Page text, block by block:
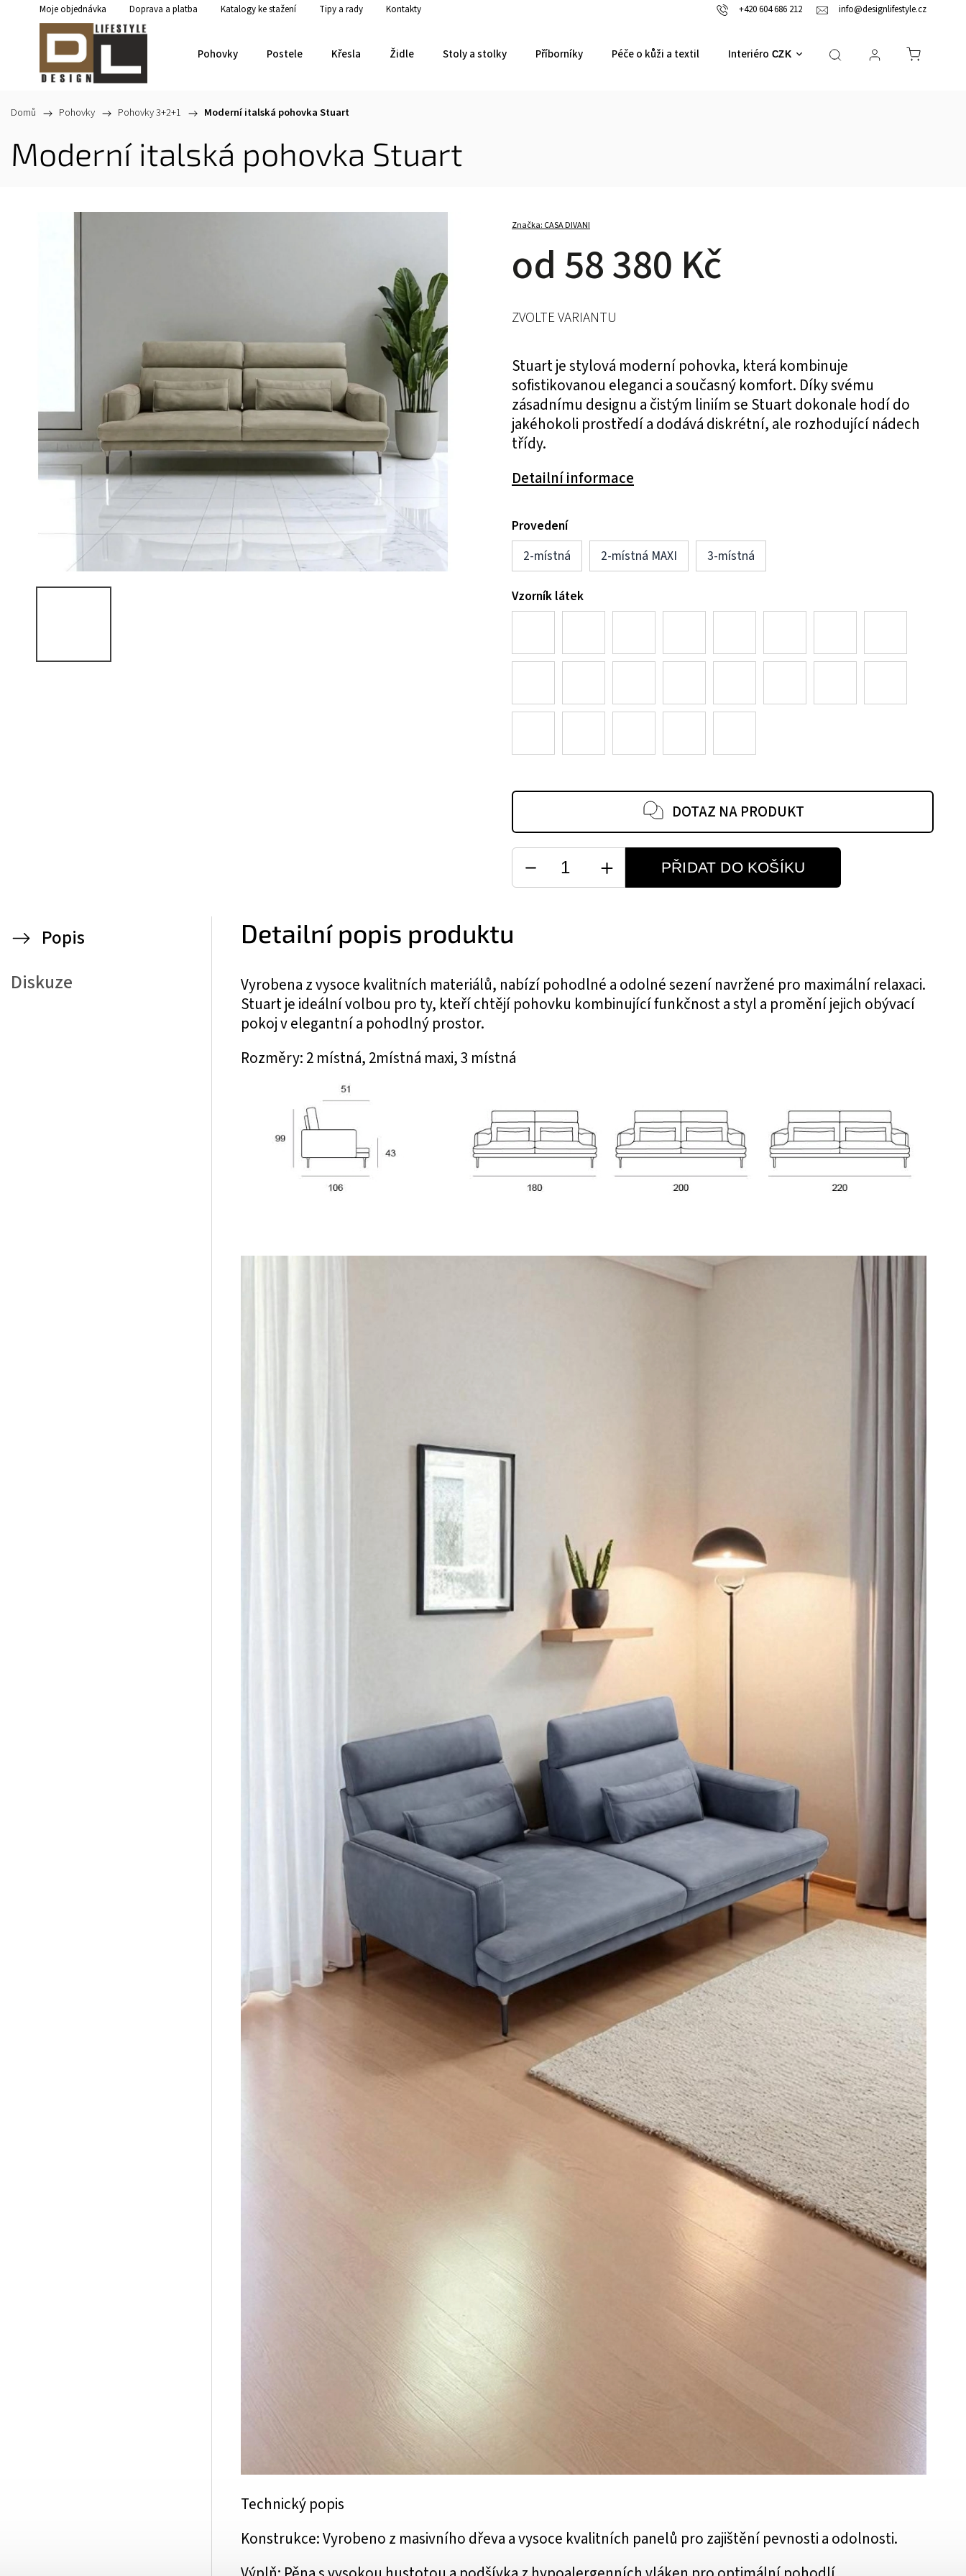
+420 604 686 212 info@designlifestyle.cz
Moje objednávka Doprava a platba Katalogy ke stažení Tipy a rady Kontakty
CZK
Pohovky Postele Křesla Židle Stoly a stolky Příborníky Péče o kůži a textil Interiérové doplňky
Domů / Pohovky / Pohovky 3+2+1 / Moderní italská pohovka Stuart
Moderní italská pohovka Stuart
Značka: CASA DIVANI
od 58 380 Kč
Stuart je stylová moderní pohovka, která kombinuje
sofistikovanou eleganci a současný komfort. Díky svému
zásadnímu designu a čistým liniím se Stuart dokonale hodí do
jakéhokoli prostředí a dodává diskrétní, ale rozhodující nádech
třídy.
Detailní informace
Provedení
2-místná
2-místná MAXI 3-místná
Vzorník látek
ZVOLTE VARIANTU
DOTAZ NA PRODUKT
PŘIDAT DO KOŠÍKU
Popis
Diskuze
Detailní popis produktu
Vyrobena z vysoce kvalitních materiálů, nabízí pohodlné a odolné sezení navržené pro maximální relaxaci.
Stuart je ideální volbou pro ty, kteří chtějí pohovku kombinující funkčnost a styl a promění jejich obývací
pokoj v elegantní a pohodlný prostor.
Rozměry: 2 místná, 2místná maxi, 3 místná
Technický popis
Konstrukce: Vyrobeno z masivního dřeva a vysoce kvalitních panelů pro zajištění pevnosti a odolnosti.